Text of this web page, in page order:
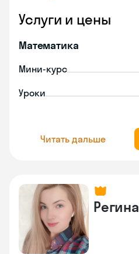
Услуги и цены
Математика
Мини-курс
Уроки
Читать дальше
Регина